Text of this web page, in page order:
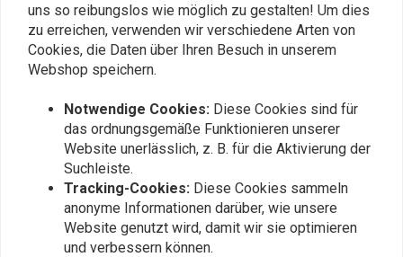
Immer auf dem Laufenden bleiben?
Abonnieren
uns so reibungslos wie möglich zu gestalten! Um dies
zu erreichen, verwenden wir verschiedene Arten von
Cookies, die Daten über Ihren Besuch in unserem
Webshop speichern.
Notwendige Cookies: Diese Cookies sind für
das ordnungsgemäße Funktionieren unserer
Website unerlässlich, z. B. für die Aktivierung der
Suchleiste.
Tracking-Cookies: Diese Cookies sammeln
anonyme Informationen darüber, wie unsere
Website genutzt wird, damit wir sie optimieren
und verbessern können.